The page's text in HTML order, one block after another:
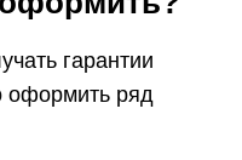
гарантии
оформить ряд